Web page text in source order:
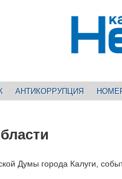
АНТИКОРРУПЦИЯ
Думы города Калуги,